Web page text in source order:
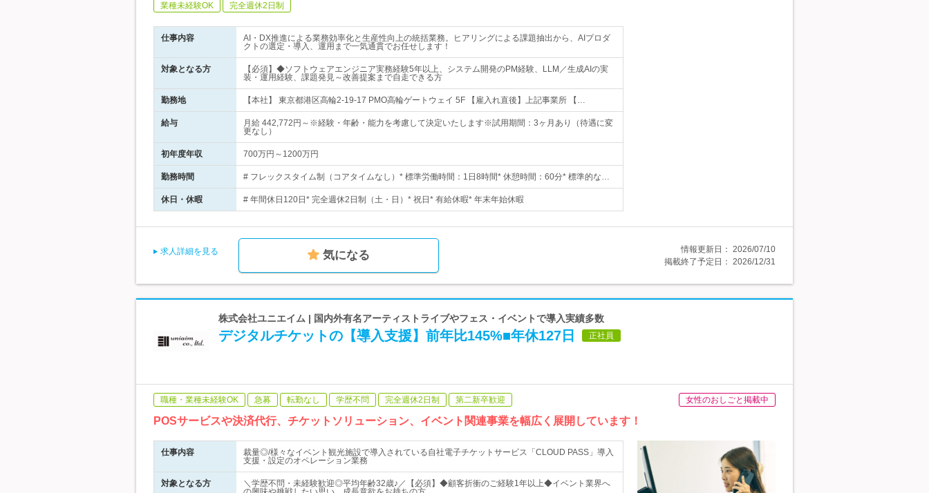
業種未経験OK 完全週休2日制
仕事内容
AI・DX推進による業務効率化と生産性向上の統括業務。ヒアリングによる課題抽出から、AIプロダ
クトの選定・導入、運用まで一気通貫でお任せします！
対象となる方
【必須】◆ソフトウェアエンジニア実務経験5年以上、システム開発のPM経験、LLM／生成AIの実
装・運用経験、課題発見～改善提案まで自走できる方
勤務地 【本社】 東京都港区高輪2-19-17 PMO高輪ゲートウェイ 5F 【雇入れ直後】上記事業所 【…
給与
月給 442,772円～※経験・年齢・能力を考慮して決定いたします※試用期間：3ヶ月あり（待遇に変
更なし）
初年度年収 700万円～1200万円
勤務時間 # フレックスタイム制（コアタイムなし）* 標準労働時間：1日8時間* 休憩時間：60分* 標準的な…
休日・休暇 # 年間休日120日* 完全週休2日制（土・日）* 祝日* 有給休暇* 年末年始休暇
求人詳細を見る 気になる 情報更新日： 2026/07/10
掲載終了予定日： 2026/12/31
株式会社ユニエイム | 国内外有名アーティストライブやフェス・イベントで導入実績多数
デジタルチケットの【導入支援】前年比145%■年休127日 正社員
職種・業種未経験OK 急募 転勤なし 学歴不問 完全週休2日制 第二新卒歓迎 女性のおしごと掲載中
POSサービスや決済代行、チケットソリューション、イベント関連事業を幅広く展開しています！
仕事内容
裁量◎/様々なイベント観光施設で導入されている自社電子チケットサービス「CLOUD PASS」導入
支援・設定のオペレーション業務
対象となる方
＼学歴不問・未経験歓迎◎平均年齢32歳♪／【必須】◆顧客折衝のご経験1年以上◆イベント業界へ